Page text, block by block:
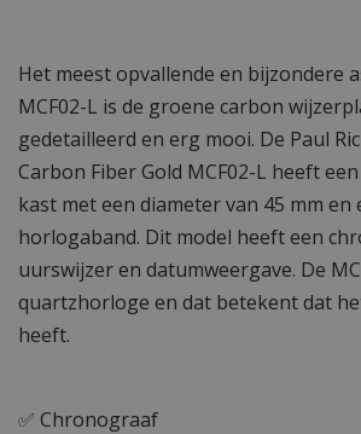
Het meest opvallende en bijzondere
MCF02-L is de groene carbon
gedetailleerd en erg mooi. De Paul
Carbon Fiber Gold MCF02-L heeft
kast met een diameter van 45 mm en
horlogaband. Dit model heeft een
uurswijzer en datumweergave. De
quartzhorloge en dat betekent dat
heeft.
✅ Chronograaf